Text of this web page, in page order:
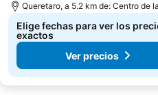
Queretaro, a 5.2 km de: Centro de
Elige fechas para ver los
exactos
Ver precios